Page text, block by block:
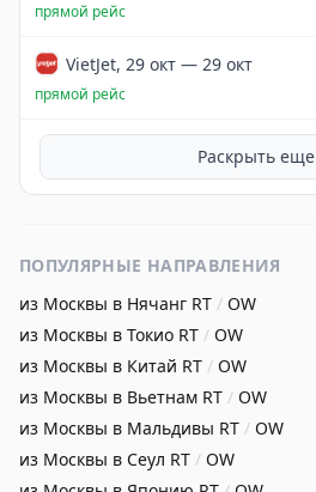
прямой рейс
VietJet, 29 окт — 29 окт
прямой рейс
Раскрыть еще
ПОПУЛЯРНЫЕ НАПРАВЛЕНИЯ
из Москвы в Нячанг RT / OW
из Москвы в Токио RT / OW
из Москвы в Китай RT / OW
из Москвы в Вьетнам RT / OW
из Москвы в Мальдивы RT / OW
из Москвы в Сеул RT / OW